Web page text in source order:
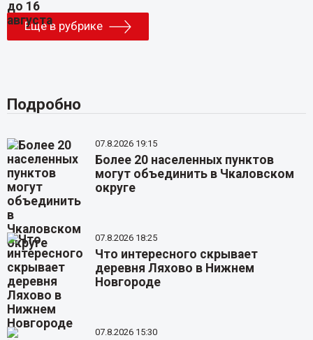
Еще в рубрике
Подробно
07.8.2026 19:15
Более 20 населенных пунктов
могут объединить в Чкаловском
округе
07.8.2026 18:25
Что интересного скрывает
деревня Ляхово в Нижнем
Новгороде
07.8.2026 15:30